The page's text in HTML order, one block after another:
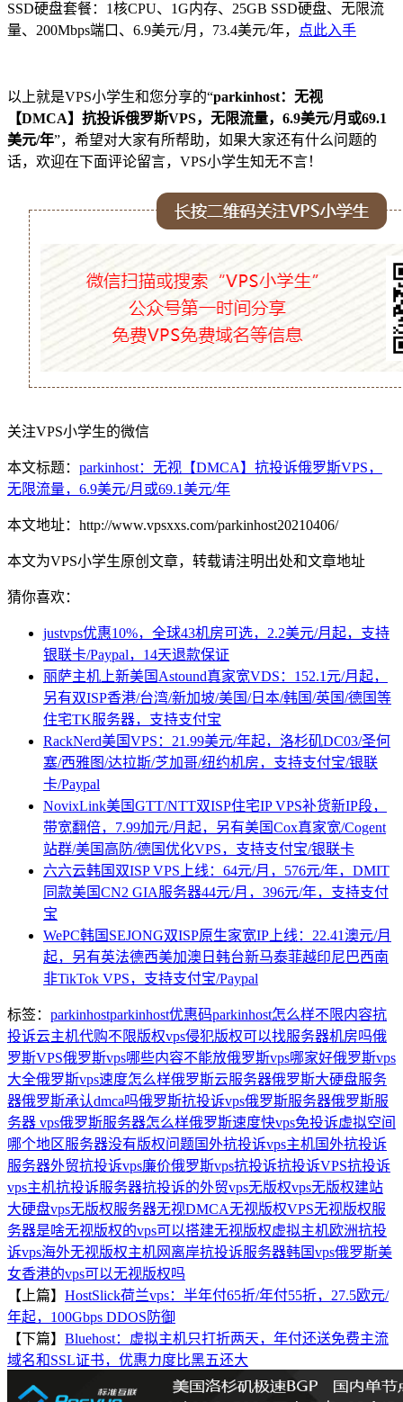
SSD硬盘套餐：1核CPU、1G内存、25GB SSD硬盘、无限流
量、200Mbps端口、6.9美元/月，73.4美元/年，
点此入手
以上就是VPS小学生和您分享的“parkinhost：无视
【DMCA】抗投诉俄罗斯VPS，无限流量，6.9美元/月或69.1
美元/年”，希望对大家有所帮助，如果大家还有什么问题的
话，欢迎在下面评论留言，VPS小学生知无不言！
关注VPS小学生的微信
本文标题： parkinhost：无视【DMCA】抗投诉俄罗斯VPS，
无限流量，6.9美元/月或69.1美元/年
本文地址：http://www.vpsxxs.com/parkinhost20210406/
本文为VPS小学生原创文章，转载请注明出处和文章地址
猜你喜欢：
justvps优惠10%，全球43机房可选，2.2美元/月起，支持
银联卡/Paypal，14天退款保证
丽萨主机上新美国Astound真家宽VDS：152.1元/月起，
另有双ISP香港/台湾/新加坡/美国/日本/韩国/英国/德国等
住宅TK服务器，支持支付宝
RackNerd美国VPS：21.99美元/年起，洛杉矶DC03/圣何
塞/西雅图/达拉斯/芝加哥/纽约机房，支持支付宝/银联
卡/Paypal
NovixLink美国GTT/NTT双ISP住宅IP VPS补货新IP段，
带宽翻倍，7.99加元/月起，另有美国Cox真家宽/Cogent
站群/美国高防/德国优化VPS，支持支付宝/银联卡
六六云韩国双ISP VPS上线：64元/月，576元/年，DMIT
同款美国CN2 GIA服务器44元/月，396元/年，支持支付
宝
WePC韩国SEJONG双ISP原生家宽IP上线：22.41澳元/月
起，另有英法德西美加澳日韩台新马泰菲越印尼巴西南
非TikTok VPS，支持支付宝/Paypal
标签： parkinhostparkinhost优惠码parkinhost怎么样不限内容抗
投诉云主机代购不限版权vps侵犯版权可以找服务器机房吗俄
罗斯VPS俄罗斯vps哪些内容不能放俄罗斯vps哪家好俄罗斯vps
大全俄罗斯vps速度怎么样俄罗斯云服务器俄罗斯大硬盘服务
器俄罗斯承认dmca吗俄罗斯抗投诉vps俄罗斯服务器俄罗斯服
务器 vps俄罗斯服务器怎么样俄罗斯速度快vps免投诉虚拟空间
哪个地区服务器没有版权问题 国外抗投诉vps主机国外抗投诉
服务器外贸抗投诉vps廉价俄罗斯vps抗投诉抗投诉VPS抗投诉
vps主机抗投诉服务器抗投诉的外贸vps无版权vps无版权建站
大硬盘vps无版权服务器无视DMCA无视版权VPS无视版权服
务器是啥无视版权的vps可以搭建无视版权虚拟主机欧洲抗投
诉vps海外无视版权主机网 离岸抗投诉服务器韩国vps俄罗斯美
女香港的vps可以无视版权吗
【上篇】 HostSlick荷兰vps：半年付65折/年付55折，27.5欧元/
年起，100Gbps DDOS防御
【下篇】 Bluehost：虚拟主机只打折两天，年付还送免费主流
域名和SSL证书，优惠力度比黑五还大